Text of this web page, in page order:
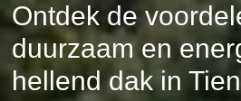
Ontdek de
duurzaam en
hellend dak in